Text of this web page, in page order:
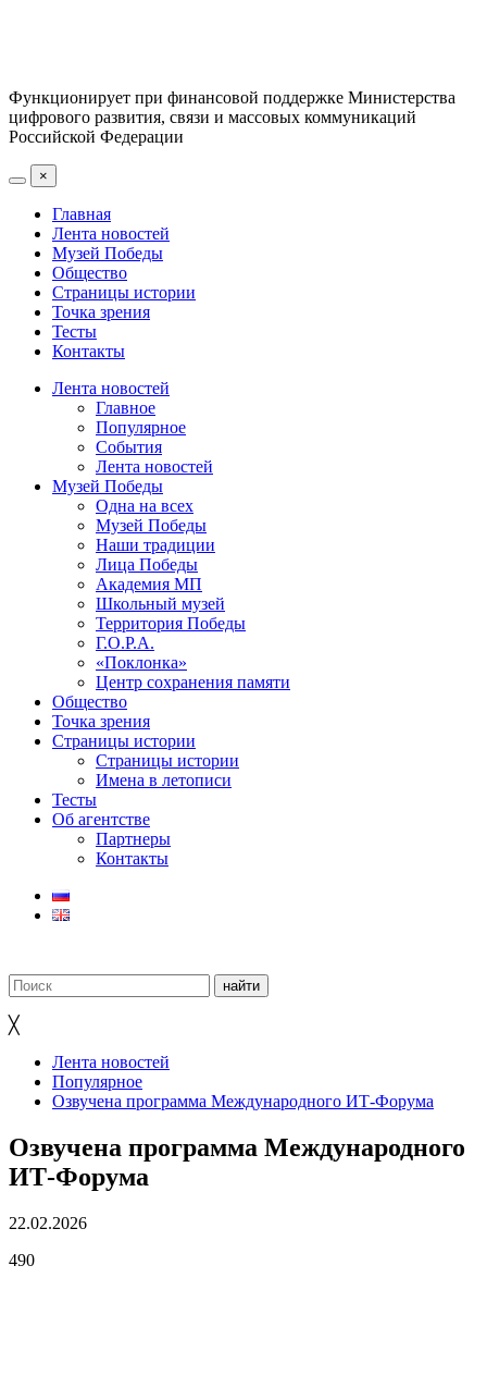
Функционирует при финансовой поддержке Министерства
цифрового развития, связи и массовых коммуникаций
Российской Федерации
×
Главная
Лента новостей
Музей Победы
Общество
Страницы истории
Точка зрения
Тесты
Контакты
Лента новостей
Главное
Популярное
События
Лента новостей
Музей Победы
Одна на всех
Музей Победы
Наши традиции
Лица Победы
Академия МП
Школьный музей
Территория Победы
Г.О.Р.А.
«Поклонка»
Центр сохранения памяти
Общество
Точка зрения
Страницы истории
Страницы истории
Имена в летописи
Тесты
Об агентстве
Партнеры
Контакты
╳
Лента новостей
Популярное
Озвучена программа Международного ИТ-Форума
Озвучена программа Международного
ИТ-Форума
22.02.2026
490